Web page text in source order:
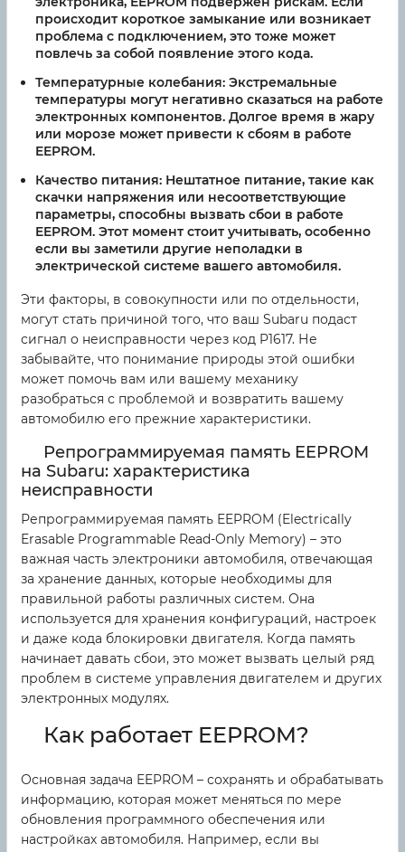
происходит короткое замыкание или возникает
проблема с подключением, это тоже может
повлечь за собой появление этого кода.
Температурные колебания: Экстремальные
температуры могут негативно сказаться на работе
электронных компонентов. Долгое время в жару
или морозе может привести к сбоям в работе
EEPROM.
Качество питания: Нештатное питание, такие как
скачки напряжения или несоответствующие
параметры, способны вызвать сбои в работе
EEPROM. Этот момент стоит учитывать, особенно
если вы заметили другие неполадки в
электрической системе вашего автомобиля.
Эти факторы, в совокупности или по отдельности,
могут стать причиной того, что ваш Subaru подаст
сигнал о неисправности через код P1617. Не
забывайте, что понимание природы этой ошибки
может помочь вам или вашему механику
разобраться с проблемой и возвратить вашему
автомобилю его прежние характеристики.
Репрограммируемая память EEPROM
на Subaru: характеристика
неисправности
Репрограммируемая память EEPROM (Electrically
Erasable Programmable Read-Only Memory) – это
важная часть электроники автомобиля, отвечающая
за хранение данных, которые необходимы для
правильной работы различных систем. Она
используется для хранения конфигураций, настроек
и даже кода блокировки двигателя. Когда память
начинает давать сбои, это может вызвать целый ряд
проблем в системе управления двигателем и других
электронных модулях.
Как работает EEPROM?
Основная задача EEPROM – сохранять и обрабатывать
информацию, которая может меняться по мере
обновления программного обеспечения или
настройках автомобиля. Например, если вы